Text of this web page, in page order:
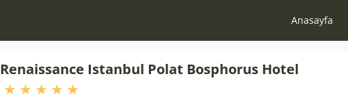
Anasayfa
Renaissance Istanbul Polat Bosphorus Hotel